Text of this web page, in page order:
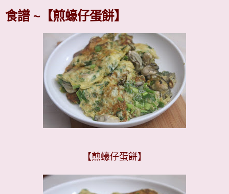
食譜 ~【煎蠔仔蛋餅】
【煎蠔仔蛋餅】